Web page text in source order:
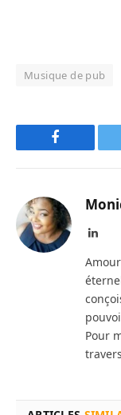
Musique de pub
Facebook
Pour